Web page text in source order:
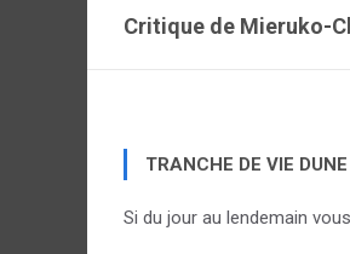
Critique de Mieruko-
TRANCHE DE VIE
Si du jour au lendemain